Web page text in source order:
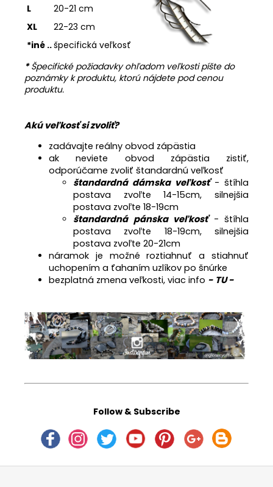
L
20-21 cm
XL
22-23 cm
*iné ..špecifická veľkosť
*Špecifické požiadavky ohľadom veľkosti píšte do
poznámky k produktu, ktorú nájdete pod cenou
produktu.
Akú veľkosť si zvoliť?
zadávajte reálny obvod zápästia
ak neviete obvod zápästia zistiť,
odporúčame zvoliť štandardnú veľkosť
štandardná dámska veľkosť- štíhla
postava zvoľte 14-15cm, silnejšia
postava zvoľte 18-19cm
štandardná pánska veľkosť - štíhla
postava zvoľte 18-19cm, silnejšia
postava zvoľte 20-21cm
náramok je možné roztiahnuť a stiahnuť
uchopením a ťahaním uzlíkov po šnúrke
bezplatná zmena veľkosti, viac info - TU -
Follow & Subscribe
Z